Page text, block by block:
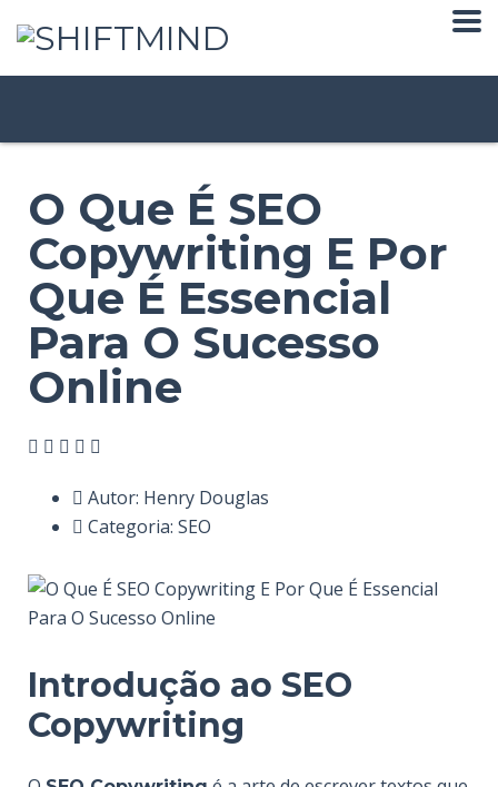
O Que É SEO
Copywriting E Por
Que É Essencial
Para O Sucesso
Online
Autor: Henry Douglas
Categoria: SEO
Introdução ao SEO
Copywriting